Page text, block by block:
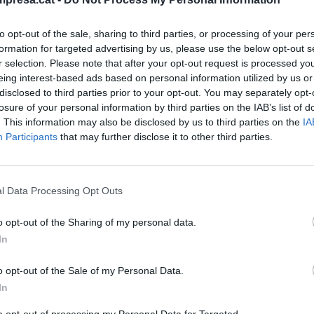
opt-out of the sale, sharing to third parties, or processing of your
for targeted advertising by us, please use the below opt-out
selection. Please note that after your opt-out request is processed
interest-based ads based on personal information utilized by us
to third parties prior to your opt-out. You may separately
of your personal information by third parties on the IAB’s list of
This information may also be disclosed by us to third parties on the
Participants that may further disclose it to other third parties.
Data Processing Opt Outs
opt-out of the Sharing of my personal data.
opt-out of the Sale of my Personal Data.
de 2025
SABADELL I BBVA
d'Economia espanyol cedirà el
de la Llei d'OPA al Banc d'Espanya
DIA
borsa després de l'OPA fallida
de 2025